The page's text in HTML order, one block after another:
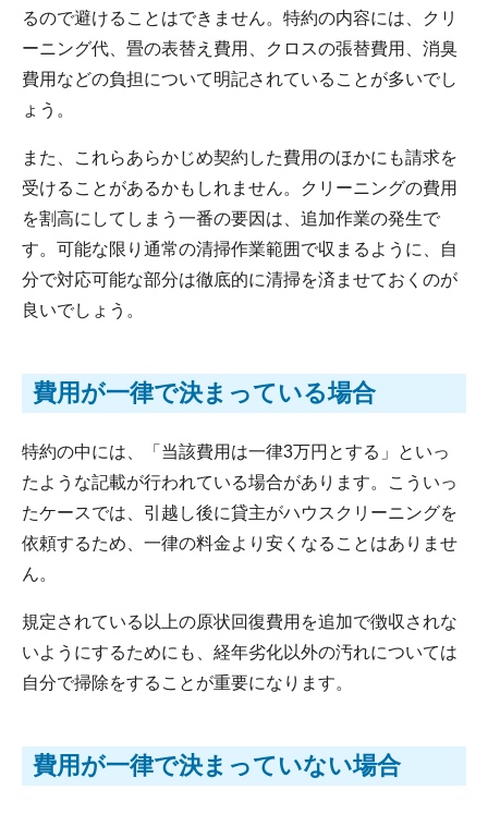
るので避けることはできません。特約の内容には、クリ
ーニング代、畳の表替え費用、クロスの張替費用、消臭
費用などの負担について明記されていることが多いでし
ょう。
また、これらあらかじめ契約した費用のほかにも請求を
受けることがあるかもしれません。クリーニングの費用
を割高にしてしまう一番の要因は、追加作業の発生で
す。可能な限り通常の清掃作業範囲で収まるように、自
分で対応可能な部分は徹底的に清掃を済ませておくのが
良いでしょう。
費用が一律で決まっている場合
特約の中には、「当該費用は一律3万円とする」といっ
たような記載が行われている場合があります。こういっ
たケースでは、引越し後に貸主がハウスクリーニングを
依頼するため、一律の料金より安くなることはありませ
ん。
規定されている以上の原状回復費用を追加で徴収されな
いようにするためにも、経年劣化以外の汚れについては
自分で掃除をすることが重要になります。
費用が一律で決まっていない場合